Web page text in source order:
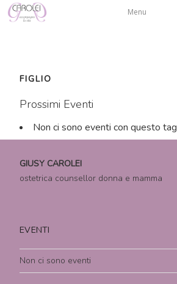
Salta
Menu
FIGLIO
Prossimi Eventi
Non ci sono eventi con questo tag
GIUSY CAROLEI
ostetrica counsellor donna e mamma
EVENTI
Non ci sono eventi